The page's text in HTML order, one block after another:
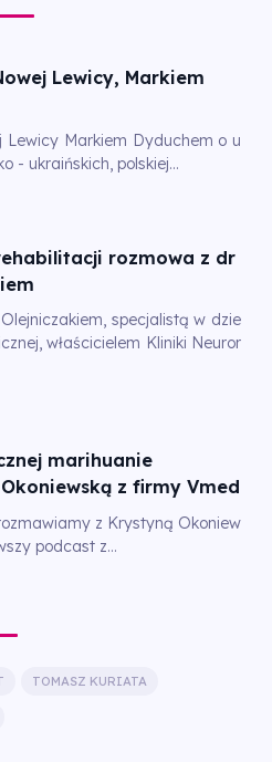
Lewicy, Markiem
Lewicy Markiem Dyduchem o u
- ukraińskich, polskiej...
rozmowa z dr
specjalistą w dzie
właścicielem Kliniki Neuror
marihuanie
z firmy Vmed
z Krystyną Okoniew
podcast z...
TOMASZ KURIATA